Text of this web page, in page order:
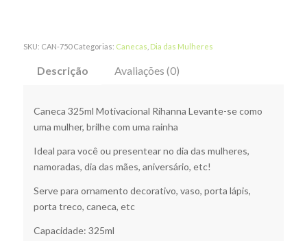
SKU: CAN-750 Categorias: Canecas Dia das Mulheres
Descrição Avaliações (0)
Caneca 325ml Motivacional Rihanna Levante-se como
uma mulher, brilhe com uma rainha
Ideal para você ou presentear no dia das mulheres,
namoradas, dia das mães, aniversário, etc!
Serve para ornamento decorativo, vaso, porta lápis,
porta treco, caneca, etc
Capacidade: 325ml